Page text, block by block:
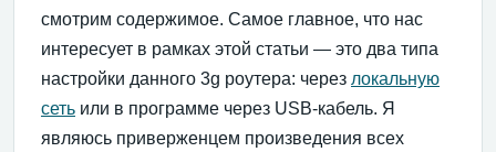
смотрим содержимое. Самое главное, что нас
интересует в рамках этой статьи — это два типа
настройки данного 3g роутера: через локальную
сеть или в программе через USB-кабель. Я
являюсь приверженцем произведения всех